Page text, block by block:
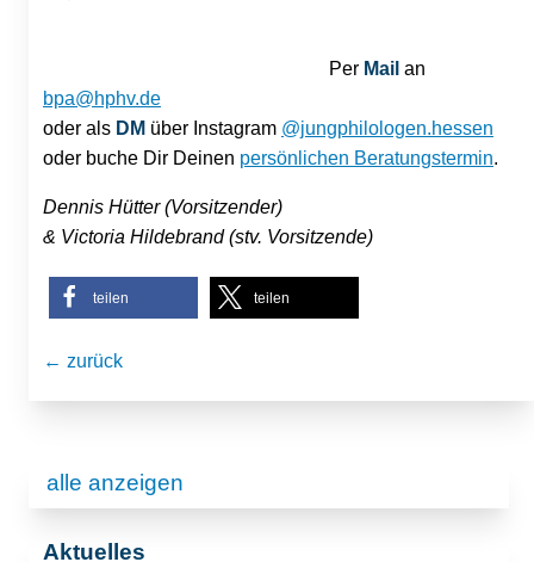
Per Mail an
bpa@hphv.de
oder als DM über Instagram @jungphilologen.hessen
oder buche Dir Deinen persönlichen Beratungstermin.
Dennis Hütter (Vorsitzender)
& Victoria Hildebrand (stv. Vorsitzende)
teilen teilen
← zurück
alle anzeigen
Aktuelles